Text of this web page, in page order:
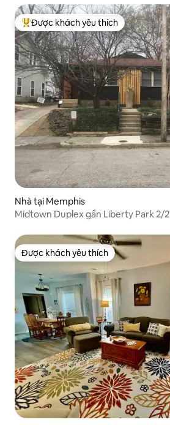
Được khách yêu thích nhất
Được khách yêu thích
Nhà tại Memphis
Midtown Duplex gần Liberty Park 2/2
Được khách yêu thích
Được khách yêu thích